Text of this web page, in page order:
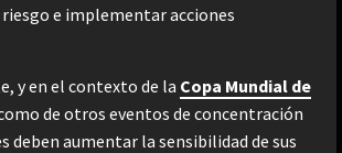
e implementar acciones
y en el contexto de la Copa Mundial de
de otros eventos de concentración
deben aumentar la sensibilidad de sus